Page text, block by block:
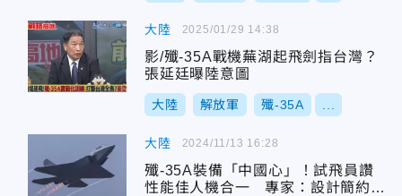
大陸
影/殲-35A戰機蕪湖起飛劍指台灣？
張延廷曝陸意圖
大陸 解放軍 殲-35A
2025/01/29 14:38
大陸
殲-35A裝備「中國心」！試飛員讚
性能佳人機合一 專家：設計簡約不
2024/11/13 16:28